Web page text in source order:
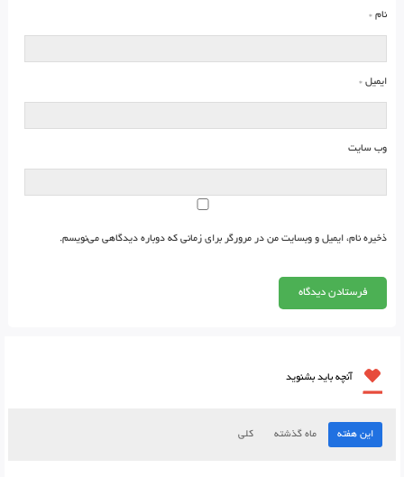
نام *
ایمیل *
وب‌ سایت
ذخیره نام، ایمیل و وبسایت من در مرورگر برای زمانی که دوباره دیدگاهی می‌نویسم.
آنچه باید بشنوید
این هفته ماه گذشته کلی